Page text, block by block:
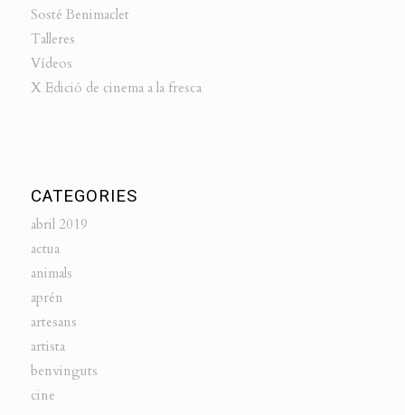
Sosté Benimaclet
Talleres
Vídeos
X Edició de cinema a la fresca
CATEGORIES
abril 2019
actua
animals
aprén
artesans
artista
benvinguts
cine